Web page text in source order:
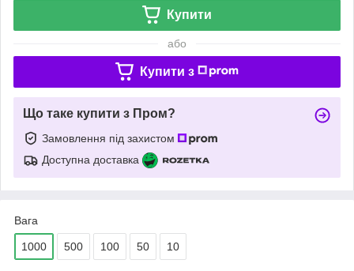
Купити
або
Купити з
Що таке купити з Пром?
Замовлення під захистом
Доступна доставка
Вага
1000 500 100 50 10